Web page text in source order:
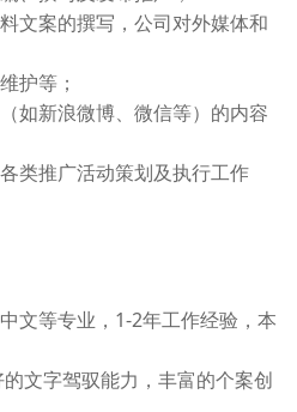
文案的撰写，公司对外媒体和
护等；
如新浪微博、微信等）的内容
类推广活动策划及执行工作
文等专业，1-2年工作经验，本
文字驾驭能力，丰富的个案创